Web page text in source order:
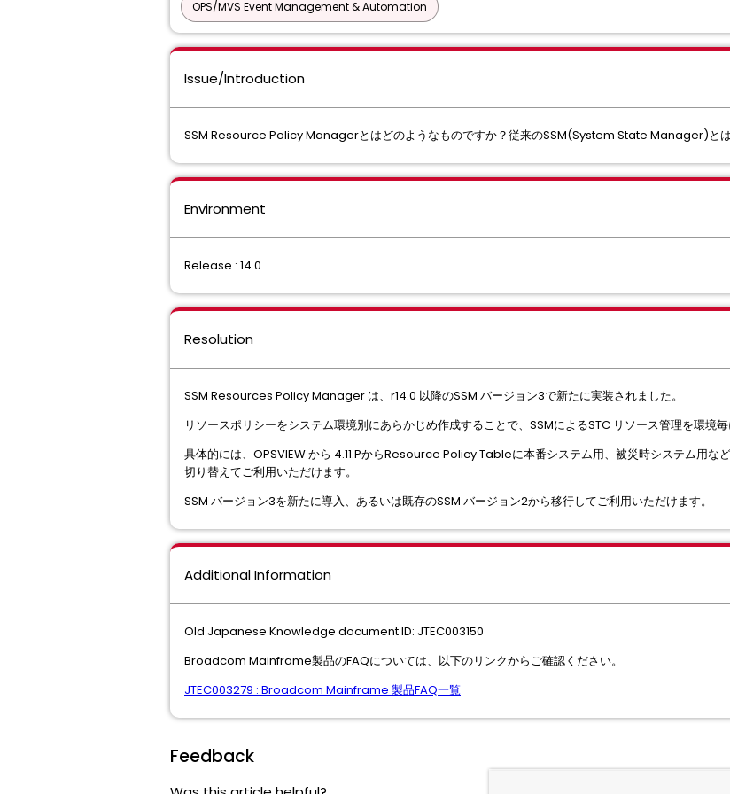
OPS/MVS Event Management & Automation
Issue/Introduction
SSM Resource Policy Managerとはどのようなものですか？従来のSSM(System State Manager)とは
Environment
Release : 14.0
Resolution
SSM Resources Policy Manager は、r14.0 以降のSSM バージョン3で新たに実装されました。
リソースポリシーをシステム環境別にあらかじめ作成することで、SSMによるSTC リソース管理を環境毎
具体的には、OPSVIEW から 4.11.PからResource Policy Tableに本番システム用、被災時システム用な
切り替えてご利用いただけます。
SSM バージョン3を新たに導入、あるいは既存のSSM バージョン2から移行してご利用いただけます。
Additional Information
Old Japanese Knowledge document ID: JTEC003150
Broadcom Mainframe製品のFAQについては、以下のリンクからご確認ください。
JTEC003279 : Broadcom Mainframe 製品FAQ⼀覧
Feedback